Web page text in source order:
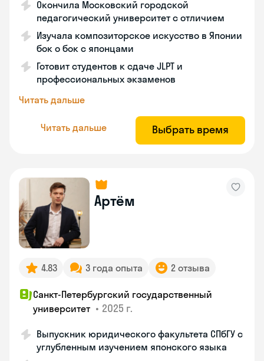
Окончила Московский городской
педагогический университет с отличием
Изучала композиторское искусство в Японии
бок о бок с японцами
Готовит студентов к сдаче JLPT и
профессиональных экзаменов
Читать дальше
Читать дальше Выбрать время
Артём
4.83 3 года опыта 2 отзыва
Санкт-Петербургский государственный
университет • 2025 г.
Выпускник юридического факультета СПбГУ с
углубленным изучением японского языка